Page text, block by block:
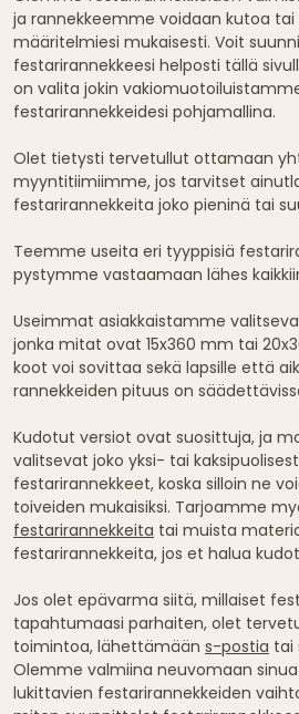
ja rannekkeemme voidaan kutoa tai
määritelmiesi mukaisesti. Voit
festarirannekkeesi helposti tällä
on valita jokin
festarirannekkeidesi pohjamallina.
Olet tietysti tervetullut ottamaan
myyntitiimiimme, jos tarvitset
festarirannekkeita joko pieninä tai
Teemme useita eri tyyppisiä
pystymme vastaamaan lähes
Useimmat asiakkaistamme
jonka mitat ovat 15x360 mm tai
koot voi sovittaa sekä lapsille että
rannekkeiden pituus on
Kudotut versiot ovat suosittuja, ja
valitsevat joko yksi- tai
festarirannekkeet, koska silloin ne
toiveiden mukaisiksi. Tarjoamme
festarirannekkeita tai muista
festarirannekkeita, jos et halua
Jos olet epävarma siitä, millaiset
tapahtumaasi parhaiten, olet
toimintoa, lähettämään s-postia tai
Olemme valmiina neuvomaan
lukittavien festarirannekkeiden